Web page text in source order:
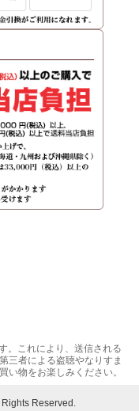
。これにより、送信される
三者による盗聴やなりすま
い物をお楽しみください。
Reserved.